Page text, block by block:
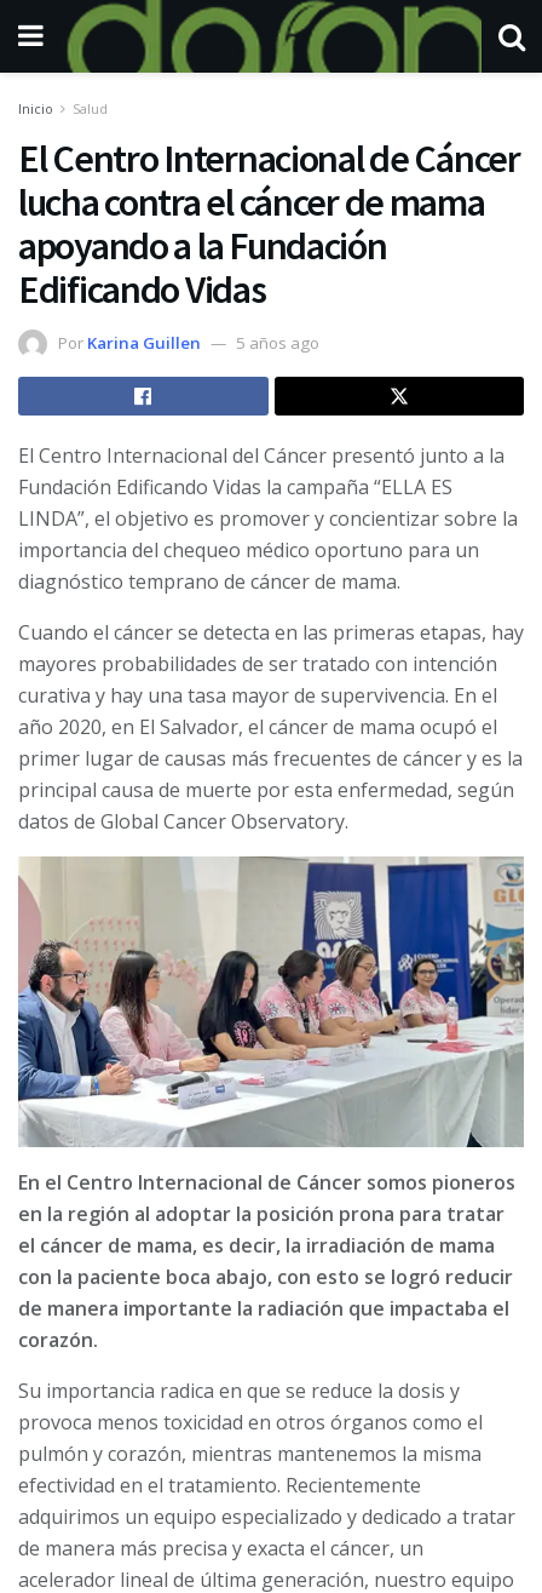
Inicio Salud
El Centro Internacional de Cáncer
lucha contra el cáncer de mama
apoyando a la Fundación
Edificando Vidas
Por Karina Guillen 5 años ago
El Centro Internacional del Cáncer presentó junto a la
Fundación Edificando Vidas la campaña “ELLA ES
LINDA”, el objetivo es promover y concientizar sobre la
importancia del chequeo médico oportuno para un
diagnóstico temprano de cáncer de mama.
Cuando el cáncer se detecta en las primeras etapas, hay
mayores probabilidades de ser tratado con intención
curativa y hay una tasa mayor de supervivencia. En el
año 2020, en El Salvador, el cáncer de mama ocupó el
primer lugar de causas más frecuentes de cáncer y es la
principal causa de muerte por esta enfermedad, según
datos de Global Cancer Observatory.
En el Centro Internacional de Cáncer somos pioneros
en la región al adoptar la posición prona para tratar
el cáncer de mama, es decir, la irradiación de mama
con la paciente boca abajo, con esto se logró reducir
de manera importante la radiación que impactaba el
corazón.
Su importancia radica en que se reduce la dosis y
provoca menos toxicidad en otros órganos como el
pulmón y corazón, mientras mantenemos la misma
efectividad en el tratamiento. Recientemente
adquirimos un equipo especializado y dedicado a tratar
de manera más precisa y exacta el cáncer, un
acelerador lineal de última generación, nuestro equipo